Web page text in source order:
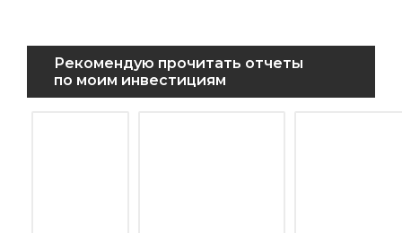
Рекомендую прочитать отчеты
по моим инвестициям